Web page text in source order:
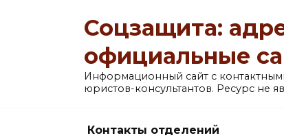
Соцзащита:
официальные
Информационный сайт с
юристов-консультантов. Ресурс не
Контакты отделений